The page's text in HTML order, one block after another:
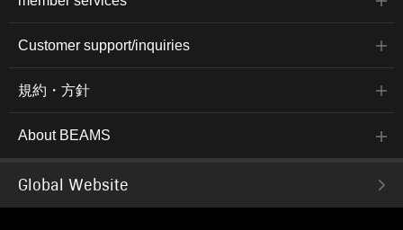
Customer support/inquiries
規約・方針
About BEAMS
Global Website